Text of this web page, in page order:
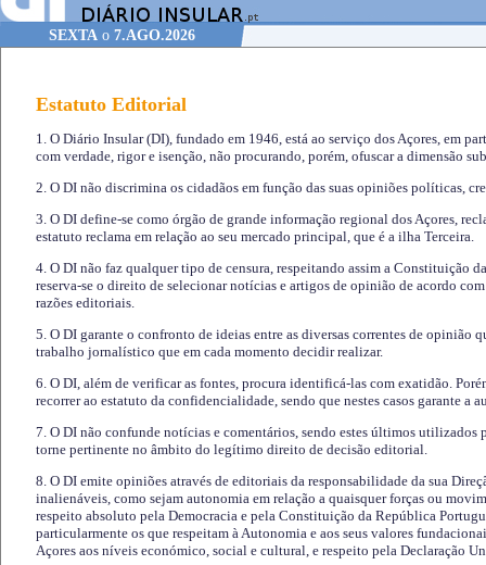
SEXTA o 7.AGO.2026
Estatuto Editorial
1. O Diário Insular (DI), fundado em 1946, está ao serviço dos Açores, em
com verdade, rigor e isenção, não procurando, porém, ofuscar a dimensão
2. O DI não discrimina os cidadãos em função das suas opiniões políticas,
3. O DI define-se como órgão de grande informação regional dos Açores,
estatuto reclama em relação ao seu mercado principal, que é a ilha Terceira.
4. O DI não faz qualquer tipo de censura, respeitando assim a Constituição
reserva-se o direito de selecionar notícias e artigos de opinião de acordo
razões editoriais.
5. O DI garante o confronto de ideias entre as diversas correntes de opinião
trabalho jornalístico que em cada momento decidir realizar.
6. O DI, além de verificar as fontes, procura identificá-las com exatidão.
recorrer ao estatuto da confidencialidade, sendo que nestes casos garante a
7. O DI não confunde notícias e comentários, sendo estes últimos utilizados
torne pertinente no âmbito do legítimo direito de decisão editorial.
8. O DI emite opiniões através de editoriais da responsabilidade da sua
inalienáveis, como sejam autonomia em relação a quaisquer forças ou
respeito absoluto pela Democracia e pela Constituição da República
particularmente os que respeitam à Autonomia e aos seus valores
Açores aos níveis económico, social e cultural, e respeito pela Declaração